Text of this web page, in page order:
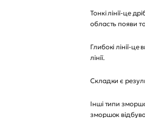
Тонкі лінії-це
область появи
Глибокі лінії-
лінії.
Складки є
Інші типи
зморшок